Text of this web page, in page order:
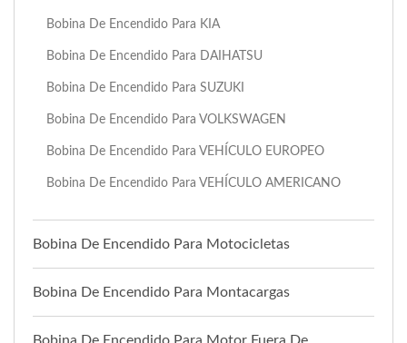
Bobina De Encendido Para KIA
Bobina De Encendido Para DAIHATSU
Bobina De Encendido Para SUZUKI
Bobina De Encendido Para VOLKSWAGEN
Bobina De Encendido Para VEHÍCULO EUROPEO
Bobina De Encendido Para VEHÍCULO AMERICANO
Bobina De Encendido Para Motocicletas
Bobina De Encendido Para Montacargas
Bobina De Encendido Para Motor Fuera De